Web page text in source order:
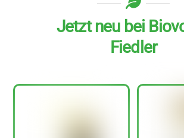
Jetzt neu bei
Fiedler